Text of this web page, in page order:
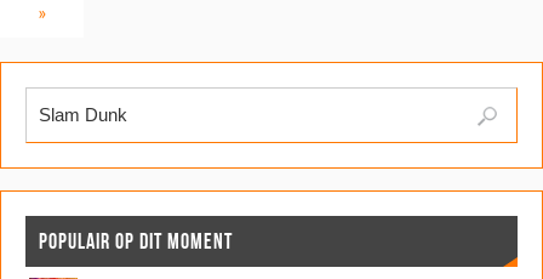
»
POPULAIR OP DIT MOMENT